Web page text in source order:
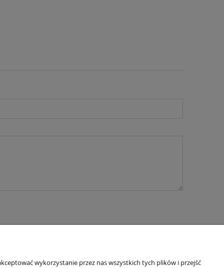
O nas
wykorzystanie przez nas wszystkich tych plików i przejść